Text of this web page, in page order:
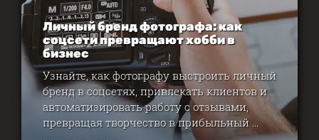
Личный бренд фотографа: как
соцсети превращают хобби в
бизнес
Узнайте, как фотографу выстроить личный
бренд в соцсетях, привлекать клиентов и
автоматизировать работу с отзывами,
превращая творчество в прибыльный ...